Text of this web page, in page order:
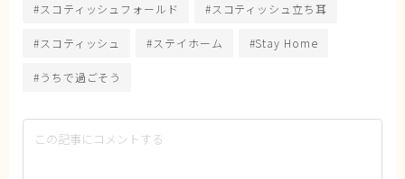
#スコティッシュフォールド #スコティッシュ立ち耳
#スコティッシュ #ステイホーム #Stay Home
#うちで過ごそう